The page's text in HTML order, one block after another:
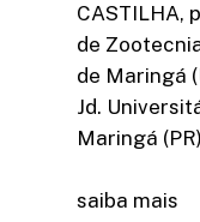
CASTILHA,
de
de Maringá
Jd.
Maringá
saiba mais